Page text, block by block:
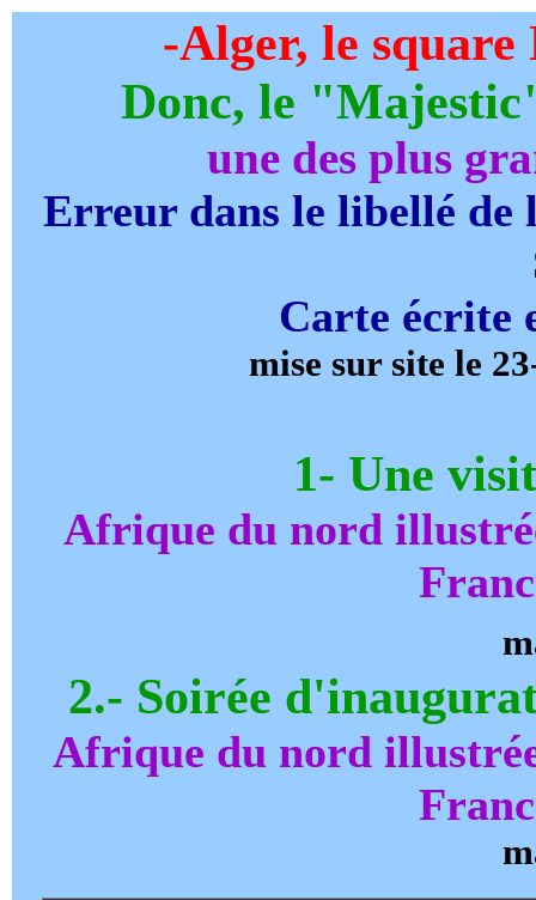
-Alger, le square
Donc, le
une des plus
Erreur dans le libellé de
Carte écrite
mise sur site le
1- Une
Afrique du nord
2.- Soirée
Afrique du nord